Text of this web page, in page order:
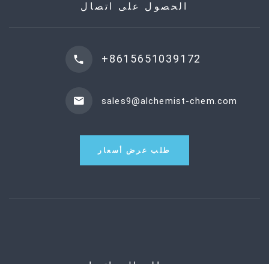
الحصول على اتصال
+8615651039172
sales9@alchemist-chem.com
طلب عرض أسعار